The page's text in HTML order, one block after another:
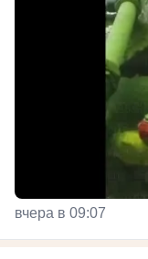
вчера в 09:07